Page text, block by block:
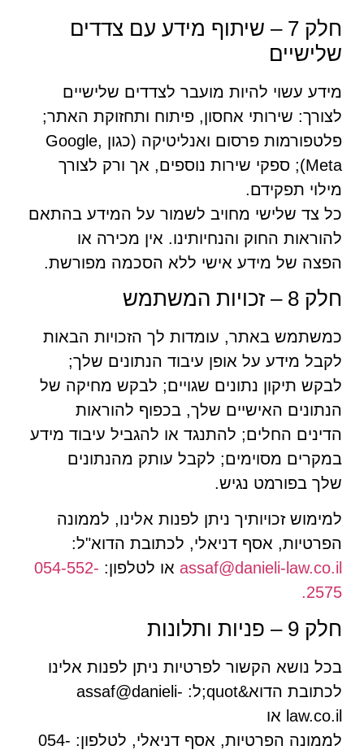
חלק 7 – שיתוף מידע עם צדדים
שלישיים
מידע עשוי להיות מועבר לצדדים שלישיים
לצורך: שירותי אחסון, פיתוח ותחזוקת האתר;
פלטפורמות פרסום ואנליטיקה (כגון Google,
Meta); ספקי שירות נוספים, אך ורק לצורך
מילוי תפקידם.
כל צד שלישי מחויב לשמור על המידע בהתאם
להוראות החוק והנחיותינו. אין מכירה או
הפצה של מידע אישי ללא הסכמה מפורשת.
חלק 8 – זכויות המשתמש
כמשתמש באתר, עומדות לך הזכויות הבאות
לקבל מידע על אופן עיבוד הנתונים שלך;
לבקש תיקון נתונים שגויים; לבקש מחיקה של
הנתונים האישיים שלך, בכפוף להוראות
הדינים החלים; להתנגד או להגביל עיבוד מידע
במקרים מסוימים; לקבל עותק מהנתונים
שלך בפורמט נגיש.
למימוש זכויותיך ניתן לפנות אלינו, לממונה
הפרטיות, אסף דניאלי, לכתובת הדוא"ל:
assaf@danieli-law.co.ilאו לטלפון: 054-552-
2575.
חלק 9 – פניות ותלונות
בכל נושא הקשור לפרטיות ניתן לפנות אלינו
לכתובת הדוא&quot;ל: assaf@danieli-
law.co.il או
לממונה הפרטיות, אסף דניאלי, לטלפון: 054-